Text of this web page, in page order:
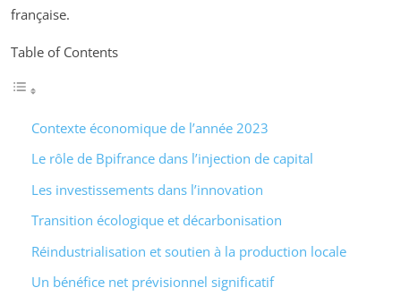
française.
Table of Contents
Contexte économique de l’année 2023
Le rôle de Bpifrance dans l’injection de capital
Les investissements dans l’innovation
Transition écologique et décarbonisation
Réindustrialisation et soutien à la production locale
Un bénéfice net prévisionnel significatif